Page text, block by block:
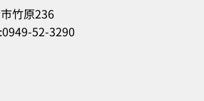
竹原236
52-3290